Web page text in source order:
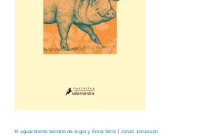
El aguardiente bendito de Algot y Anna Stina | Jonas Jonasson